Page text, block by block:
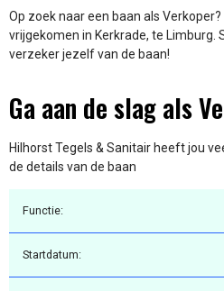
Op zoek naar een baan als
vrijgekomen in Kerkrade, te Limburg.
verzeker jezelf van de baan!
Ga aan de slag als
Hilhorst Tegels & Sanitair heeft jou
de details van de baan
Functie:
Startdatum: